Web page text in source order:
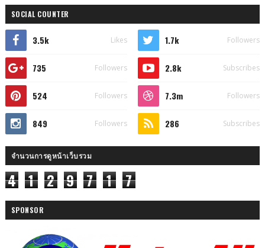
SOCIAL COUNTER
3.5k Likes 1.7k Followers
735 Followers 2.8k Subscribes
524 Followers 7.3m Followers
849 Followers 286 Subscribes
จำนวนการดูหน้าเว็บรวม
4 1 2 9 7 1 7
SPONSOR